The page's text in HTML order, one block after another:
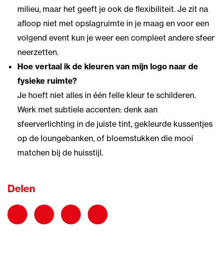
milieu, maar het geeft je ook de flexibiliteit. Je zit na
afloop niet met opslagruimte in je maag en voor een
volgend event kun je weer een compleet andere sfeer
neerzetten.
Hoe vertaal ik de kleuren van mijn logo naar de
fysieke ruimte?
Je hoeft niet alles in één felle kleur te schilderen.
Werk met subtiele accenten: denk aan
sfeerverlichting in de juiste tint, gekleurde kussentjes
op de loungebanken, of bloemstukken die mooi
matchen bij de huisstijl.
Delen